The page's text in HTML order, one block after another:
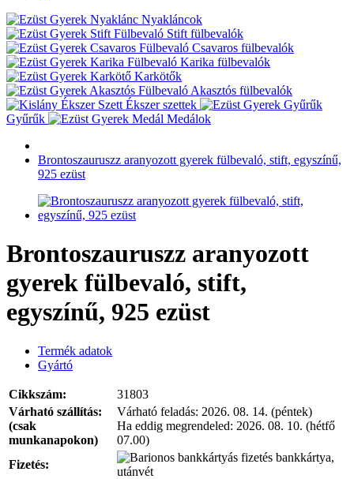
Nyakláncok
Stift fülbevalók
Csavaros fülbevalók
Karika fülbevalók
Karkötők
Akasztós fülbevalók
Ékszer szettek
Gyűrűk
Medálok
Brontoszauruszz aranyozott gyerek fülbevaló, stift, egyszínű,
925 ezüst
Brontoszauruszz aranyozott
gyerek fülbevaló, stift,
egyszínű, 925 ezüst
Termék adatok
Gyártó
Cikkszám:
31803
Várható szállítás:
(csak
munkanapokon)
Várható feladás: 2026. 08. 14. (péntek)
Ha eddig megrendeled: 2026. 08. 10. (hétfő
07.00)
Fizetés:
bankkártya,
utánvét